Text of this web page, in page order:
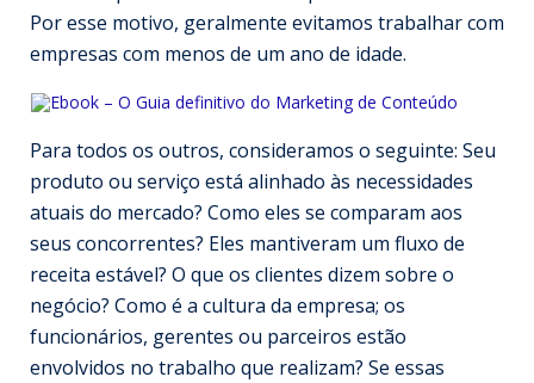
Por esse motivo, geralmente evitamos trabalhar com
empresas com menos de um ano de idade.
Para todos os outros, consideramos o seguinte: Seu
produto ou serviço está alinhado às necessidades
atuais do mercado? Como eles se comparam aos
seus concorrentes? Eles mantiveram um fluxo de
receita estável? O que os clientes dizem sobre o
negócio? Como é a cultura da empresa; os
funcionários, gerentes ou parceiros estão
envolvidos no trabalho que realizam? Se essas